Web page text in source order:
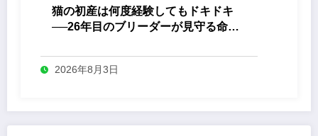
猫の初産は何度経験してもドキドキ
──26年目のブリーダーが見守る命の
2026年8月3日